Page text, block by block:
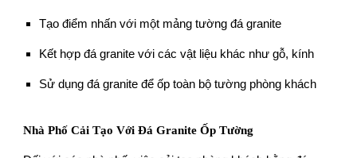
Tạo điểm nhấn với một mảng tường đá granite
Kết hợp đá granite với các vật liệu khác như gỗ, kính
Sử dụng đá granite để ốp toàn bộ tường phòng khách
Nhà Phố Cải Tạo Với Đá Granite Ốp Tường